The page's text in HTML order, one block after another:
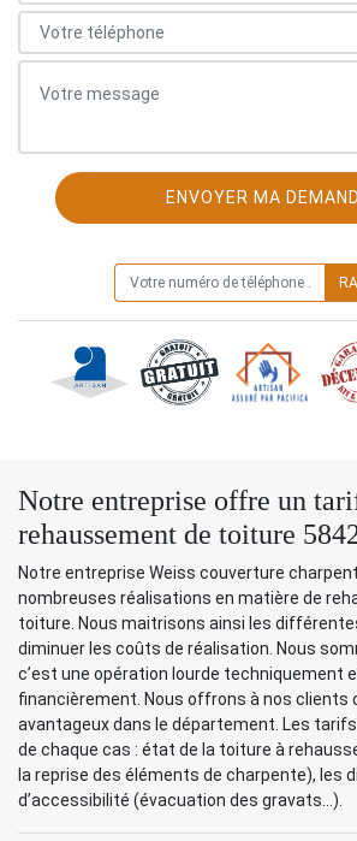
Notre entreprise offre un
rehaussement de toiture
Notre entreprise Weiss couverture
nombreuses réalisations en matière de
toiture. Nous maitrisons ainsi les
diminuer les coûts de réalisation. Nous
c’est une opération lourde techniquement
financièrement. Nous offrons à nos clients
avantageux dans le département. Les
de chaque cas : état de la toiture à
la reprise des éléments de charpente), les
d’accessibilité (évacuation des gravats…).